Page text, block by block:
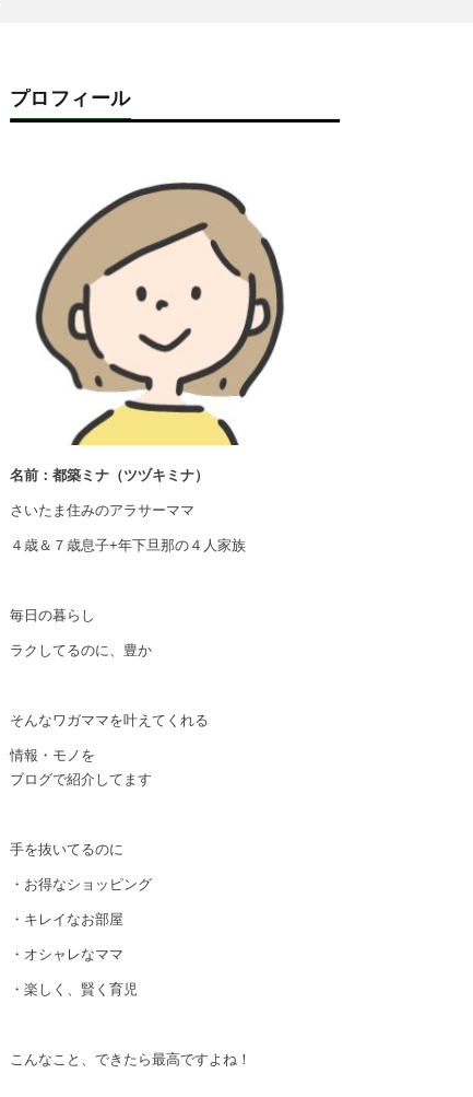
プロフィール
名前：都築ミナ（ツヅキミナ）
さいたま住みのアラサーママ
４歳＆７歳息子+年下旦那の４人家族
毎日の暮らし
ラクしてるのに、豊か
そんなワガママを叶えてくれる
情報・モノを
ブログで紹介してます
手を抜いてるのに
・お得なショッピング
・キレイなお部屋
・オシャレなママ
・楽しく、賢く育児
こんなこと、できたら最高ですよね！